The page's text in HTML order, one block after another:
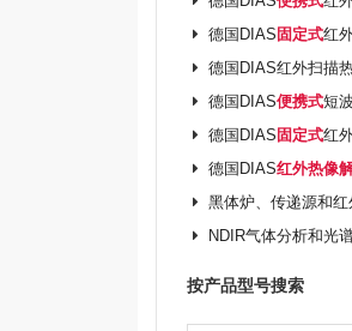
德国DIAS 固定式红
德国DIAS红外扫描
德国DIAS便携式短
德国DIAS 固定式红
德国DIAS红外热像
黑体炉、传递源和红
NDIR气体分析和光
按产品型号搜索